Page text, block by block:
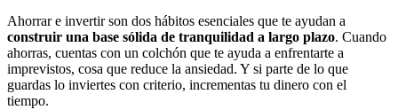
Ahorrar e invertir son dos hábitos esenciales que te ayudan a
construir una base sólida de tranquilidad a largo plazo. Cuando
ahorras, cuentas con un colchón que te ayuda a enfrentarte a
imprevistos, cosa que reduce la ansiedad. Y si parte de lo que
guardas lo inviertes con criterio, incrementas tu dinero con el
tiempo.